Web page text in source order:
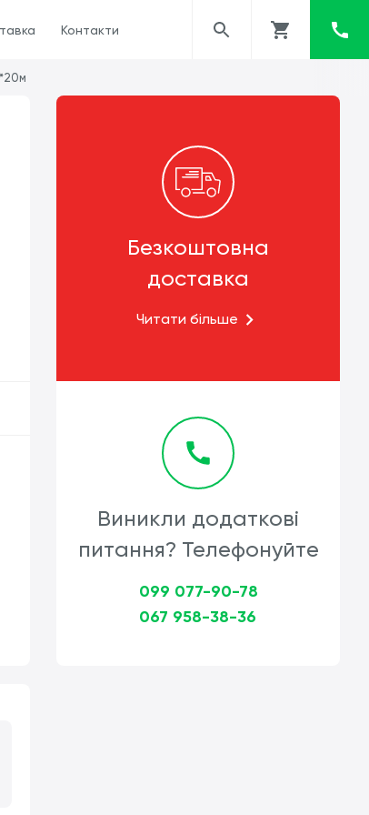
Контакти
Безкоштовна
доставка
Читати більше
Виникли додаткові
питання? Телефонуйте
099 077-90-78
067 958-38-36